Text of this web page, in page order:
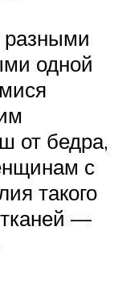
одной
от бедра,
с
такого
—